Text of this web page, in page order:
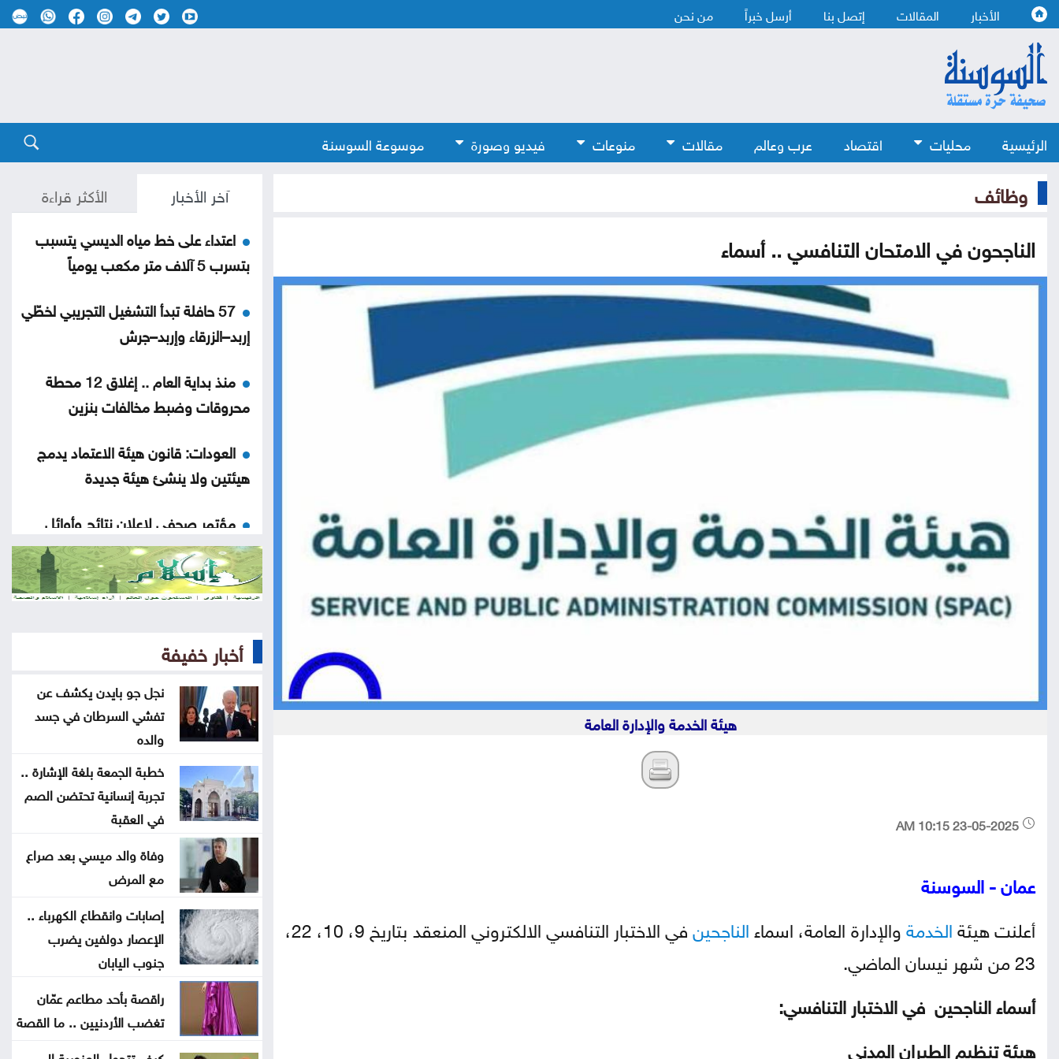
الأخبار المقالات إتصل بنا أرسل خبراً من نحن
الرئيسية محليات اقتصاد عرب وعالم مقالات منوعات فيديو وصورة موسوعة السوسنة
وظائف
الناجحون في الامتحان التنافسي .. أسماء
هيئة الخدمة والإدارة العامة
عمان - السوسنة
أعلنت هيئةالخدمةوالإدارة العامة، اسماءالناجحين
في الاختبار التنافسي الالكتروني المنعقد بتاريخ 9، 10، 22،
23 من شهر نيسان الماضي.
أسماء الناجحين في الاختبار التنافسي:
هيئة تنظيم الطيران المدني
آخر الأخبار الأكثر قراءة
اعتداء على خط مياه الديسي يتسبب
بتسرب 5 آلاف متر مكعب يومياً
57 حافلة تبدأ التشغيل التجريبي لخطّي
إربد–الزرقاء وإربد–جرش
منذ بداية العام .. إغلاق 12 محطة
محروقات وضبط مخالفات بنزين
العودات: قانون هيئة الاعتماد يدمج
هيئتين ولا ينشئ هيئة جديدة
مؤتمر صحفي لإعلان نتائج وأوائل
التوجيهي الخامسة مساء الاثنين
الاحتلال يطرح عطاء لبناء 627 وحدة
طهران: لا محادثات مباشرة مع
واشنطن واستمرار إغلاق هرمز
تصاريح عمل السوريين بالأردن تتراجع
خلال النصف الأول من العام
المستقلة للانتخاب تعتمد الصحفيين
لتغطية انتخابات غرف الصناعة 2026
استقرار أسعار الذهب في السوق
المحلية الأحد
تجارة عمّان: أسعار المستلزمات
المدرسية مستقرة ومتوافرة بكثرة
صندوق الحج يحقق أرباحاً بـ24.9
مليون وموجوداته 448 مليوناً
أخبار خفيفة
نجل جو بايدن يكشف عن
تفشي السرطان في جسد
والده
خطبة الجمعة بلغة الإشارة ..
تجربة إنسانية تحتضن الصم
في العقبة
وفاة والد ميسي بعد صراع
مع المرض
إصابات وانقطاع الكهرباء ..
الإعصار دولفين يضرب
جنوب اليابان
راقصة بأحد مطاعم عمّان
تغضب الأردنيين .. ما القصة